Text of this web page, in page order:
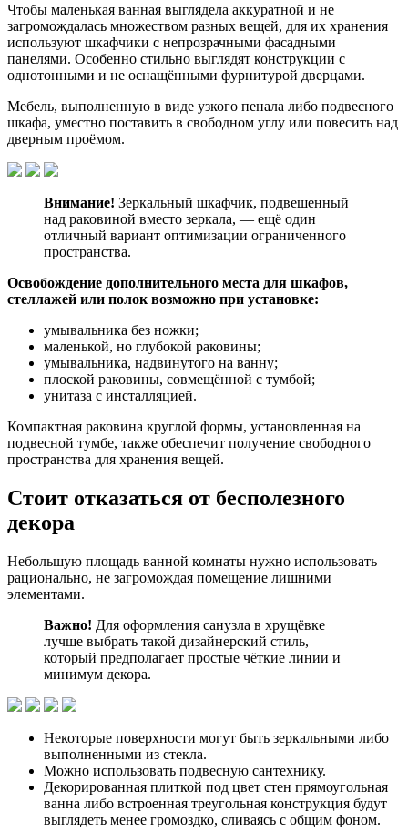
Чтобы маленькая ванная выглядела аккуратной и не
загромождалась множеством разных вещей, для их хранения
используют шкафчики с непрозрачными фасадными
панелями. Особенно стильно выглядят конструкции с
однотонными и не оснащёнными фурнитурой дверцами.
Мебель, выполненную в виде узкого пенала либо подвесного
шкафа, уместно поставить в свободном углу или повесить над
дверным проёмом.
Внимание! Зеркальный шкафчик, подвешенный
над раковиной вместо зеркала, — ещё один
отличный вариант оптимизации ограниченного
пространства.
Освобождение дополнительного места для шкафов,
стеллажей или полок возможно при установке:
умывальника без ножки;
маленькой, но глубокой раковины;
умывальника, надвинутого на ванну;
плоской раковины, совмещённой с тумбой;
унитаза с инсталляцией.
Компактная раковина круглой формы, установленная на
подвесной тумбе, также обеспечит получение свободного
пространства для хранения вещей.
Стоит отказаться от бесполезного
декора
Небольшую площадь ванной комнаты нужно использовать
рационально, не загромождая помещение лишними
элементами.
Важно! Для оформления санузла в хрущёвке
лучше выбрать такой дизайнерский стиль,
который предполагает простые чёткие линии и
минимум декора.
Некоторые поверхности могут быть зеркальными либо
выполненными из стекла.
Можно использовать подвесную сантехнику.
Декорированная плиткой под цвет стен прямоугольная
ванна либо встроенная треугольная конструкция будут
выглядеть менее громоздко, сливаясь с общим фоном.